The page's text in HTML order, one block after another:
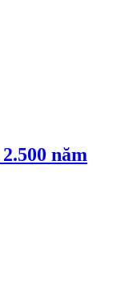
năm